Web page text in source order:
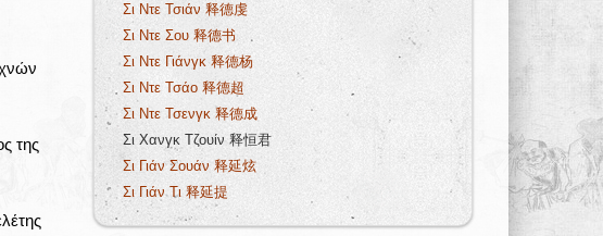
της
Σι Ντε Τσιάν 释德虔
Σι Ντε Σου 释德书
Σι Ντε Γιάνγκ 释德杨
Σι Ντε Τσάο 释德超
Σι Ντε Τσενγκ 释德成
Σι Χανγκ Τζουίν 释恒君
Σι Γιάν Σουάν 释延炫
Σι Γιάν Τι 释延提